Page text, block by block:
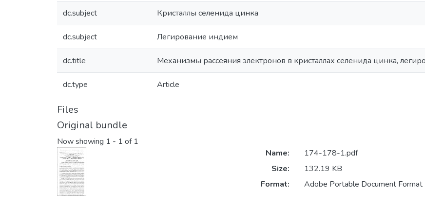
dc.subject Кристаллы селенида цинка
dc.subject Легирование индием
dc.title Механизмы рассеяния электронов в кристаллах селенида цинка,
dc.type Article
Files
Original bundle
Now showing 1 - 1 of 1
Name:
174-178-1.pdf
Size:
132.19 KB
Format:
Adobe Portable Document Format